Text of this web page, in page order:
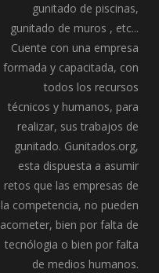
gunitado de piscinas,
gunitado de muros , etc...
Cuente con una empresa
formada y capacitada, con
todos los recursos
técnicos y humanos, para
realizar, sus trabajos de
gunitado. Gunitados.org,
esta dispuesta a asumir
retos que las empresas de
la competencia, no pueden
acometer, bien por falta de
tecnólogia o bien por falta
de medios humanos.